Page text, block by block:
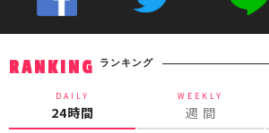
RANKING ランキング
DAILY
24時間
WEEKLY
週 間